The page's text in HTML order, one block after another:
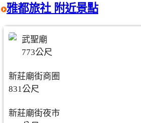
雅都旅社 附近景點
武聖廟
773公尺
新莊廟街商圈
831公尺
新莊廟街夜市